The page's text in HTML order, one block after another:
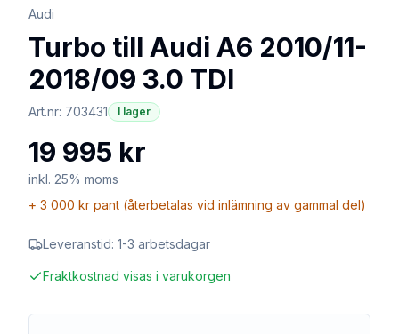
Audi
Turbo till Audi A6 2010/11-
2018/09 3.0 TDI
Art.nr: 703431 I lager
19 995 kr
inkl. 25% moms
+ 3 000 kr pant (återbetalas vid inlämning av gammal del)
Leveranstid: 1-3 arbetsdagar
Fraktkostnad visas i varukorgen